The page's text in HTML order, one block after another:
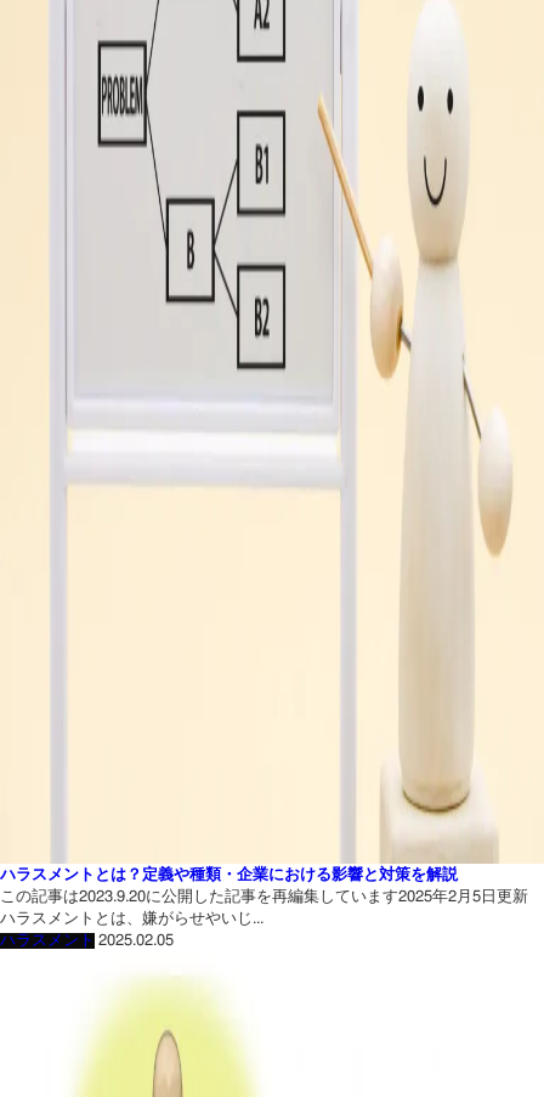
ハラスメントとは？定義や種類・企業における影響と対策を解説
この記事は2023.9.20に公開した記事を再編集しています2025年2月5日更新
ハラスメントとは、嫌がらせやいじ...
ハラスメント 2025.02.05